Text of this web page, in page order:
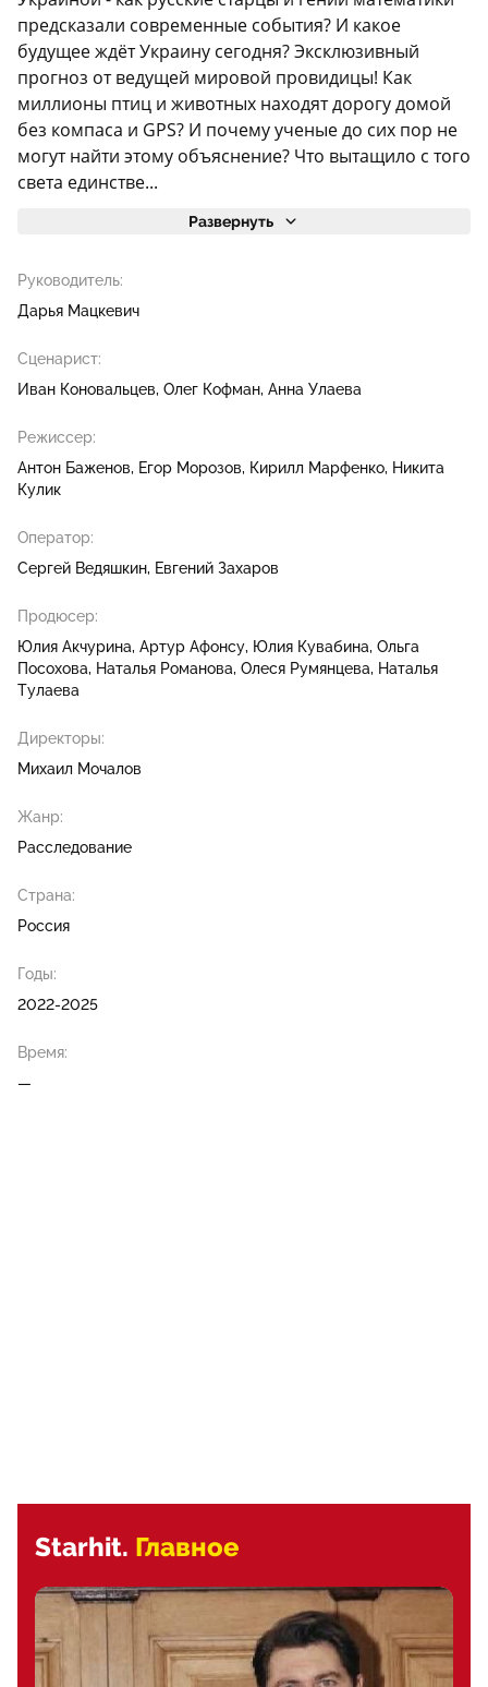
предсказали современные события? И какое
будущее ждёт Украину сегодня? Эксклюзивный
прогноз от ведущей мировой провидицы! Как
миллионы птиц и животных находят дорогу домой
без компаса и GPS? И почему ученые до сих пор не
могут найти этому объяснение? Что вытащило с того
света единстве...
Развернуть
Руководитель:
Дарья Мацкевич
Сценарист:
Иван Коновальцев Олег Кофман Анна Улаева
Режиссер:
Антон Баженов
Егор Морозов Кирилл Марфенко Никита
Кулик
Оператор:
Сергей Ведяшкин Евгений Захаров
Продюсер:
Юлия Акчурина Артур Афонсу Юлия Кувабина Ольга
Посохова
Наталья Романова Олеся Румянцева
Наталья
Тулаева
Директоры:
Михаил Мочалов
Жанр:
Расследование
Страна:
Россия
Годы:
2022-2025
Время:
—
Starhit. Главное